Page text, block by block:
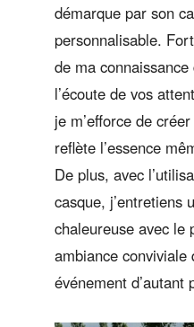
démarque par son
personnalisable.
de ma
l’écoute de vos
je m’efforce de
reflète l’essence
De plus, avec
casque, j’entretiens
chaleureuse avec le
ambiance conviviale
événement d’autant